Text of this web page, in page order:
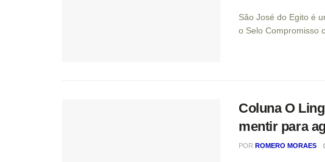
São José do Egito é
o Selo Compromisso
Coluna O
mentir para
POR ROMERO MORAES